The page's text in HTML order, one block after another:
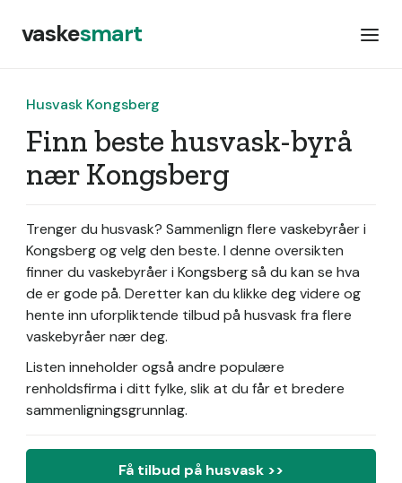
vaskesmart
Husvask Kongsberg
Finn beste husvask-byrå
nær Kongsberg
Trenger du husvask? Sammenlign flere vaskebyråer i
Kongsberg og velg den beste. I denne oversikten
finner du vaskebyråer i Kongsberg så du kan se hva
de er gode på. Deretter kan du klikke deg videre og
hente inn uforpliktende tilbud på husvask fra flere
vaskebyråer nær deg.
Listen inneholder også andre populære
renholdsfirma i ditt fylke, slik at du får et bredere
sammenligningsgrunnlag.
Få tilbud på husvask >>